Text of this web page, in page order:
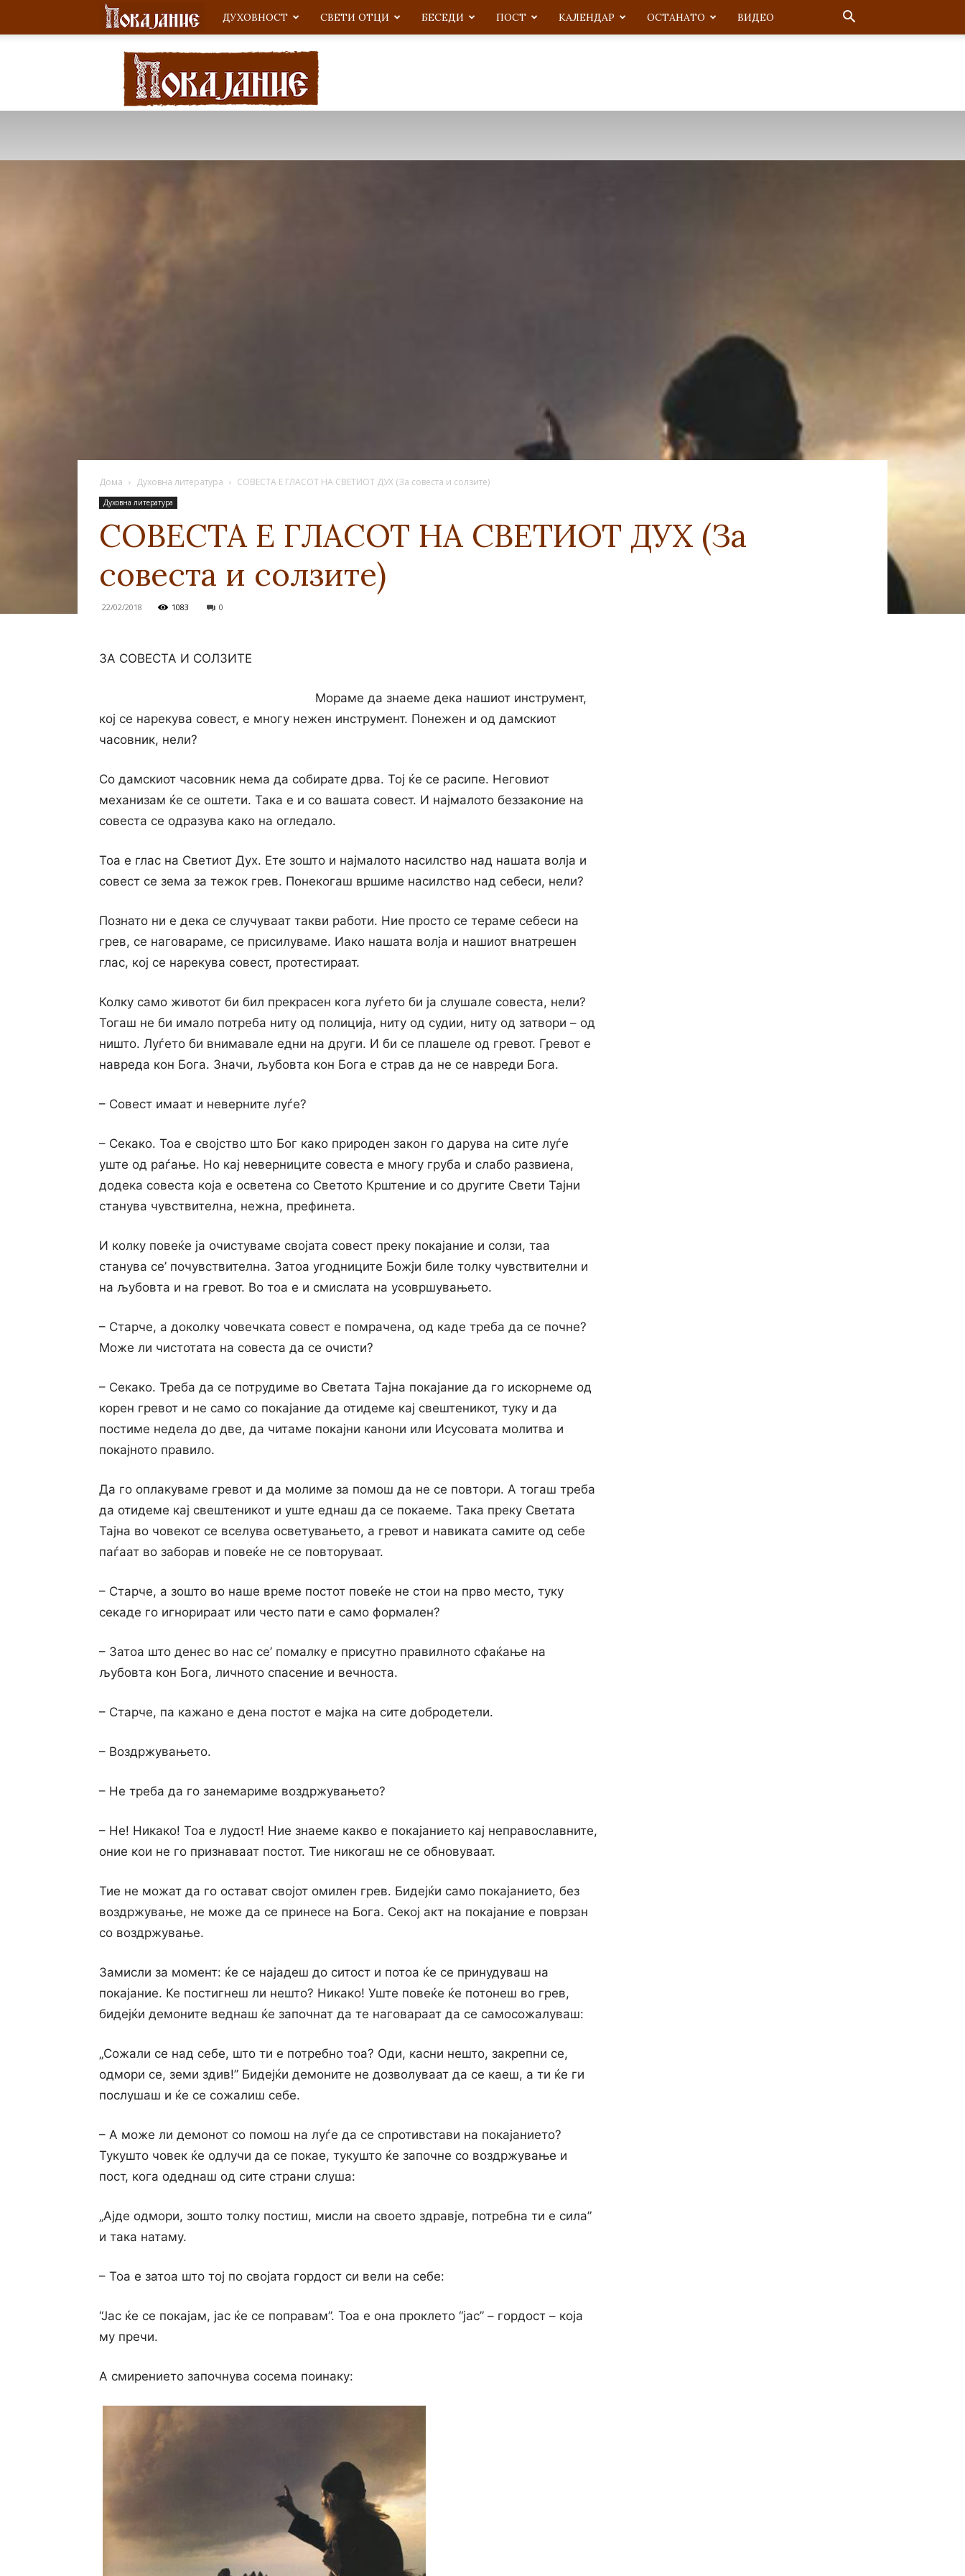
ДУХОВНОСТ СВЕТИ ОТЦИ БЕСЕДИ ПОСТ KАЛЕНДАР ОСТАНАТО ВИДЕО
Покајание
Дома Духовна литература СОВЕСТА Е ГЛАСОТ НА СВЕТИОТ ДУХ (За совеста и солзите)
Духовна литература
СОВЕСТА Е ГЛАСОТ НА СВЕТИОТ ДУХ (За
совеста и солзите)
22/02/2018 1083 0
ЗА СОВЕСТА И СОЛЗИТЕ
Мораме да знаеме дека нашиот инструмент,
кој се нарекува совест, е многу нежен инструмент. Понежен и од дамскиот
часовник, нели?
Co дамскиот часовник нема да собирате дрва. Тој ќе се расипе. Неговиот
механизам ќе се оштети. Така е и co вашата совест. И најмалото беззаконие на
совеста се одразува како на огледало.
Тоа е глас на Светиот Дух. Ете зошто и најмалото насилство над нашата волја и
совест се зема за тежок грев. Понекогаш вршиме насилство над себеси, нели?
Познато ни е дека се случуваат такви работи. Ние просто се тераме себеси на
грев, се наговараме, се присилуваме. Иако нашата волја и нашиот внатрешен
глас, кој се нарекува совест, протестираат.
Колку само животот би бил прекрасен кога луѓето би ја слушале совеста, нели?
Тогаш не би имало потреба ниту од полиција, ниту од судии, ниту од затвори – од
ништо. Луѓето би внимавале едни на други. И би се плашеле од гревот. Гревот е
навреда кон Бога. Значи, љубовта кон Бога е страв да не се навреди Бога.
– Совест имаат и неверните луѓе?
– Секако. Тоа е својство што Бог како природен закон го дарува на сите луѓе
уште од раѓање. Но кај неверниците совеста е многу груба и слабо развиена,
додека совеста која е осветена co Светото Крштение и co другите Свети Тајни
станува чувствителна, нежна, префинета.
И колку повеќе ја очистуваме својата совест преку покајание и солзи, таа
станува се’ почувствителна. Затоа угодниците Божји биле толку чувствителни и
на љубовта и на гревот. Во тоа е и смислата на усовршувањето.
– Старче, а доколку човечката совест е помрачена, од каде треба да се почне?
Може ли чистотата на совеста да се очисти?
– Секако. Треба да се потрудиме во Светата Тајна покајание да го искорнеме од
корен гревот и не само co покајание да отидеме кај свештеникот, туку и да
постиме недела до две, да читаме покајни канони или Исусовата молитва и
покајното правило.
Да го оплакуваме гревот и да молиме за помош да не се повтори. А тогаш треба
да отидеме кај свештеникот и уште еднаш да се покаеме. Така преку Светата
Тајна во човекот се вселува осветувањето, a гревот и навиката самите од себе
паѓаат во заборав и повеќе не се повторуваат.
– Старче, а зошто во наше време постот повеќе не стои на прво место, туку
секаде го игнорираат или често пати е само формален?
– Затоа што денес во нас се’ помалку е присутно правилното сфаќање на
љубовта кон Бога, личното спасение и вечноста.
– Старче, па кажано е дена постот е мајка на сите добродетели.
– Воздржувањето.
– He треба да го занемариме воздржувањето?
– He! Никако! Тоа е лудост! Ние знаеме какво е покајанието кај неправославните,
оние кои не го признаваат постот. Тие никогаш не се обновуваат.
Тие не можат да го остават својот омилен грев. Бидејќи само покајанието, без
воздржување, не може да се принесе на Бога. Секој акт на покајание е поврзан
co воздржување.
Замисли за момент: ќе се најадеш до ситост и потоа ќе се принудуваш на
покајание. Ке постигнеш ли нешто? Никако! Уште повеќе ќе потонеш во грев,
бидејќи демоните веднаш ќе започнат да те наговараат да се самосожалуваш:
„Сожали се над себе, што ти е потребно тоа? Оди, касни нешто, закрепни се,
одмори се, земи здив!” Бидејќи демоните не дозволуваат да се каеш, а ти ќе ги
послушаш и ќе се сожалиш себе.
– А може ли демонот co помош на луѓе да се спротивстави на покајанието?
Тукушто човек ќе одлучи да се покае, тукушто ќе започне co воздржување и
пост, кога одеднаш од сите страни слуша:
„Ајде одмори, зошто толку постиш, мисли на своето здравје, потребна ти е сила”
и така натаму.
– Тоа е затоа што тој по својата гордост си вели на себе:
“Јас ќе се покајам, јас ќе се поправам”. Тоа е она проклето “јас” – гордост – која
му пречи.
А смирението започнува сосема поинаку: